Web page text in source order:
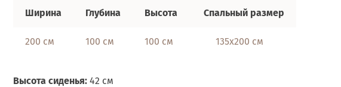
Ширина Глубина Высота Спальный размер
200 см 100 см 100 см 135х200 см
Высота сиденья: 42 см